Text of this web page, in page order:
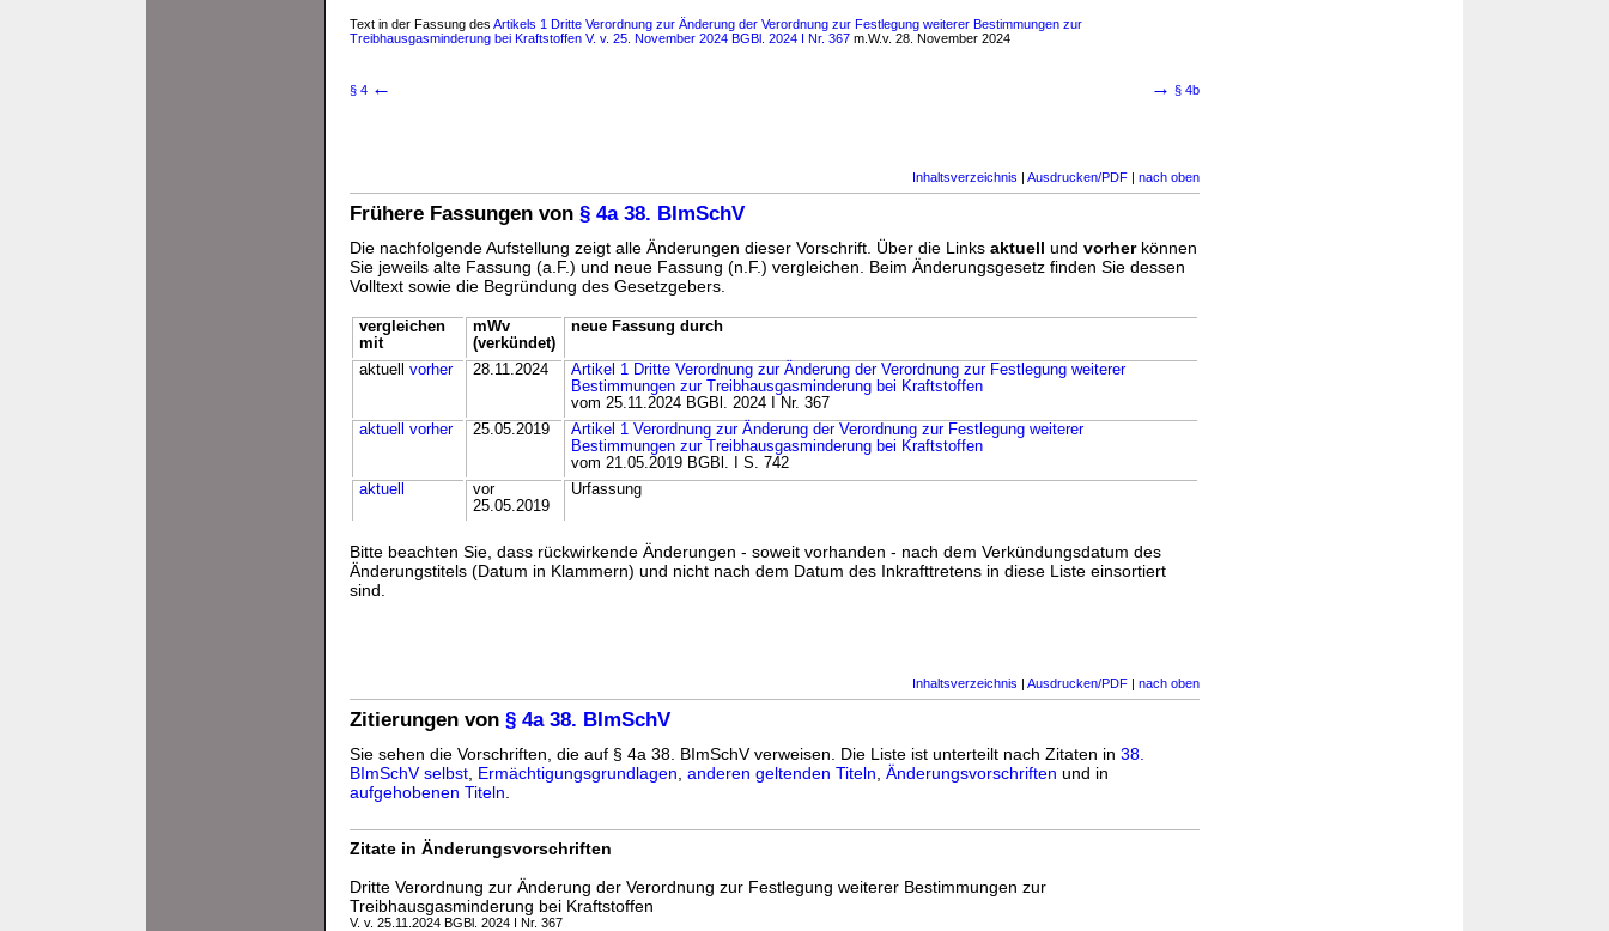
Text in der Fassung des Artikels 1 Dritte Verordnung zur Änderung der Verordnung zur Festlegung weiterer Bestimmungen zur
Treibhausgasminderung bei Kraftstoffen V. v. 25. November 2024 BGBl. 2024 I Nr. 367 m.W.v. 28. November 2024
§ 4 ← → § 4b
Inhaltsverzeichnis | Ausdrucken/PDF | nach oben
Frühere Fassungen von § 4a 38. BImSchV
Die nachfolgende Aufstellung zeigt alle Änderungen dieser Vorschrift. Über die Links aktuell und vorherkönnen
Sie jeweils alte Fassung (a.F.) und neue Fassung (n.F.) vergleichen. Beim Änderungsgesetz finden Sie dessen
Volltext sowie die Begründung des Gesetzgebers.
vergleichen
mit
mWv
(verkündet)
neue Fassung durch
aktuell vorher 28.11.2024
Artikel 1 Dritte Verordnung zur Änderung der Verordnung zur Festlegung weiterer
Bestimmungen zur Treibhausgasminderung bei Kraftstoffen
vom 25.11.2024 BGBl. 2024 I Nr. 367
aktuell
vorher 25.05.2019
Artikel 1 Verordnung zur Änderung der Verordnung zur Festlegung weiterer
Bestimmungen zur Treibhausgasminderung bei Kraftstoffen
vom 21.05.2019 BGBl. I S. 742
aktuell
vor
25.05.2019
Urfassung
Bitte beachten Sie, dass rückwirkende Änderungen - soweit vorhanden - nach dem Verkündungsdatum des
Änderungstitels (Datum in Klammern) und nicht nach dem Datum des Inkrafttretens in diese Liste einsortiert
sind.
Inhaltsverzeichnis | Ausdrucken/PDF | nach oben
Zitierungen von § 4a 38. BImSchV
Sie sehen die Vorschriften, die auf § 4a 38. BImSchV verweisen. Die Liste ist unterteilt nach Zitaten in 38.
BImSchV selbst Ermächtigungsgrundlagen anderen geltenden Titeln Änderungsvorschriften und in
aufgehobenen Titeln
Zitate in Änderungsvorschriften
Dritte Verordnung zur Änderung der Verordnung zur Festlegung weiterer Bestimmungen zur
Treibhausgasminderung bei Kraftstoffen
V. v. 25.11.2024 BGBl. 2024 I Nr. 367